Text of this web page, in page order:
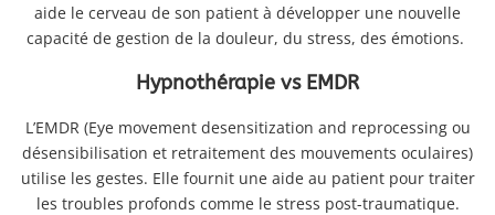
aide le cerveau de son patient à développer une nouvelle
capacité de gestion de la douleur, du stress, des émotions.
Hypnothérapie vs EMDR
L’EMDR (Eye movement desensitization and reprocessing ou
désensibilisation et retraitement des mouvements oculaires)
utilise les gestes. Elle fournit une aide au patient pour traiter
les troubles profonds comme le stress post-traumatique.